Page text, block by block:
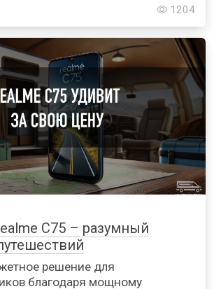
1204
C75 – разумный
решение для
благодаря мощному